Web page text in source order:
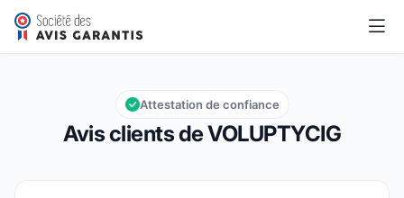
VOLUPTYCIG
Note globale : 9,7 sur 10
9,7/10
Avis clients de VOLUPTYCIG
Attestation de confiance